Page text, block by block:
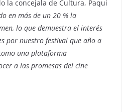
la concejala de Cultura, Paqui
en más de un 20 % la
lo que demuestra el interés
por nuestro festival que año a
una plataforma
a las promesas del cine